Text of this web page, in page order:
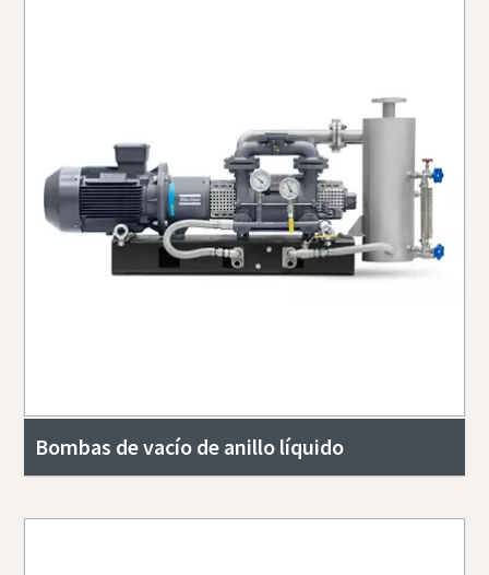
Bombas de vacío de anillo líquido